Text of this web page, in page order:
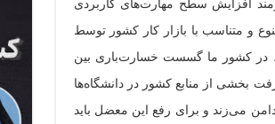
افزایش سطح مهارت‌های کاربردی
و متناسب با بازار کار کشور توسط
در کشور ما گسست خسارت‌باری بین
بخشی از منابع کشور در دانشگاه‌ها
می‌زند و برای رفع این معضل باید